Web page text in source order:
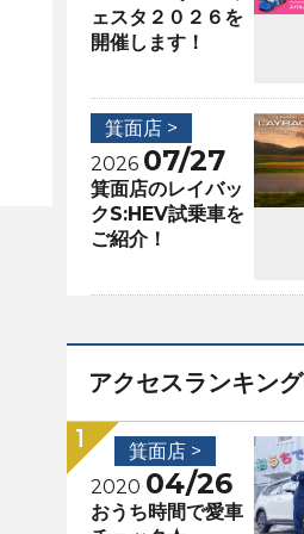
ェスタ２０２６を
開催します！
箕面店 >
2026 07/27
箕面店のレイバッ
クS:HEV試乗車を
ご紹介！
アクセスランキング
箕面店 >
2020 04/26
おうち時間で愛車